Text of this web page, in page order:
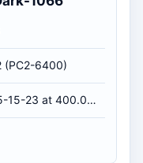
(PC2-6400)
5-5-5-15-23 at 400.0 MHz, at 1.8 volts (CL-RCD-RP-RAS-RC)